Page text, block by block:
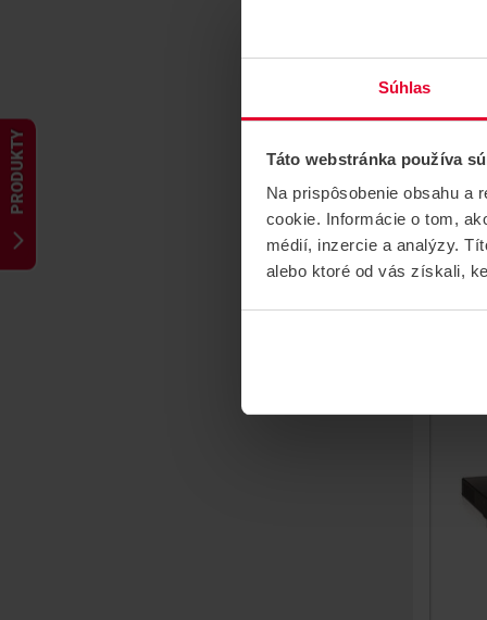
Súhlas
Táto webstránka používa
Na prispôsobenie obsahu a
cookie. Informácie o tom,
médií, inzercie a analýzy.
alebo ktoré od vás získali,
PRODUKTY